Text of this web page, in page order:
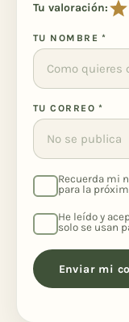
Tu valoración:
TU NOMBRE *
TU CORREO *
Recuerda mi
para la
He leído y
solo se usan